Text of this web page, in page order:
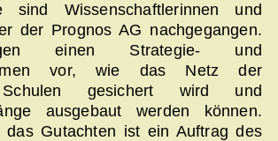
sind Wissenschaftlerinnen und
der Prognos AG nachgegangen.
einen Strategie- und
vor, wie das Netz der
Schulen gesichert wird und
ausgebaut werden können.
das Gutachten ist ein Auftrag des